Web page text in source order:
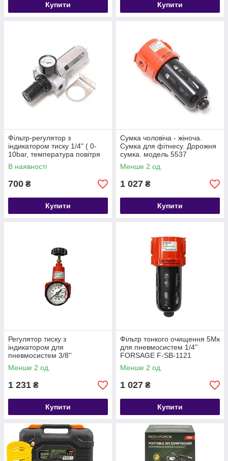
Купити Купити
Фільтр-регулятор з
індикатором тиску 1/4" ( 0-
10bar, температура повітря
5-60С.10Мк) ROCKFORCE
RF-AFR802
В наявності
700 ₴
Купити
Сумка чоловіча - жіноча.
Сумка для фітнесу. Дорожня
сумка. модель 5537
Менше 2 од.
1 027 ₴
Купити
Регулятор тиску з
індикатором для
пневмосистем 3/8''
FORSAGE F-SB-1231
Менше 2 од.
1 231 ₴
Купити
Фільтр тонкого очищення 5Мк
для пневмосистем 1/4''
FORSAGE F-SB-1121
Менше 2 од.
1 027 ₴
Купити